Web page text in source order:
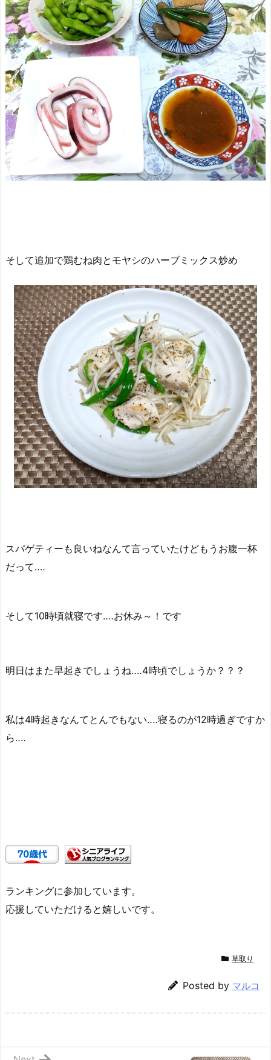
そして追加で鶏むね肉とモヤシのハーブミックス炒め
スパゲティーも良いねなんて言っていたけどもうお腹一杯
だって‥‥
そして10時頃就寝です‥‥お休み～！です
明日はまた早起きでしょうね‥‥4時頃でしょうか？？？
私は4時起きなんてとんでもない‥‥寝るのが12時過ぎですか
ら‥‥
ランキングに参加しています。
応援していただけると嬉しいです。
草取り
Posted by マルコ